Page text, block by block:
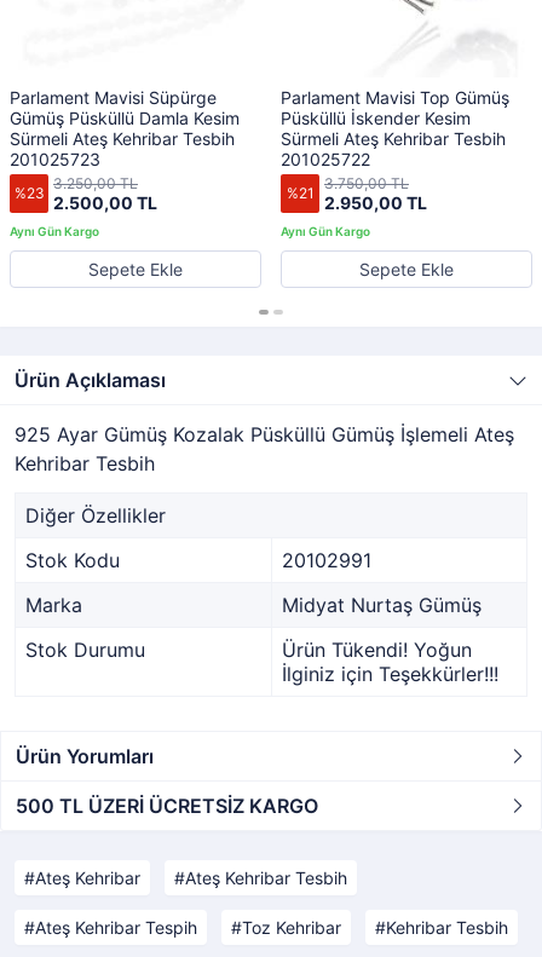
Parlament Mavisi Süpürge
Gümüş Püsküllü Damla Kesim
Sürmeli Ateş Kehribar Tesbih
201025723
%23 2.500,00 TL
3.250,00 TL
Sepete Ekle
Parlament Mavisi Top Gümüş
Püsküllü İskender Kesim
Sürmeli Ateş Kehribar Tesbih
201025722
%21 2.950,00 TL
3.750,00 TL
Sepete Ekle
Ürün Açıklaması
925 Ayar Gümüş Kozalak Püsküllü Gümüş İşlemeli Ateş
Kehribar Tesbih
Diğer Özellikler
Stok Kodu
20102991
Marka
Midyat Nurtaş Gümüş
Stok Durumu
Ürün Tükendi! Yoğun
İlginiz için Teşekkürler!!!
Ürün Yorumları
500 TL ÜZERİ ÜCRETSİZ KARGO
Ateş Kehribar Ateş Kehribar Tesbih
Ateş Kehribar Tespih Toz Kehribar Kehribar Tesbih